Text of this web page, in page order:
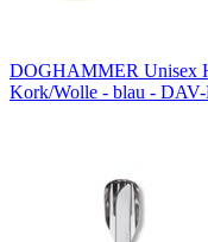
DOGHAMMER Unisex
Kork/Wolle - blau -